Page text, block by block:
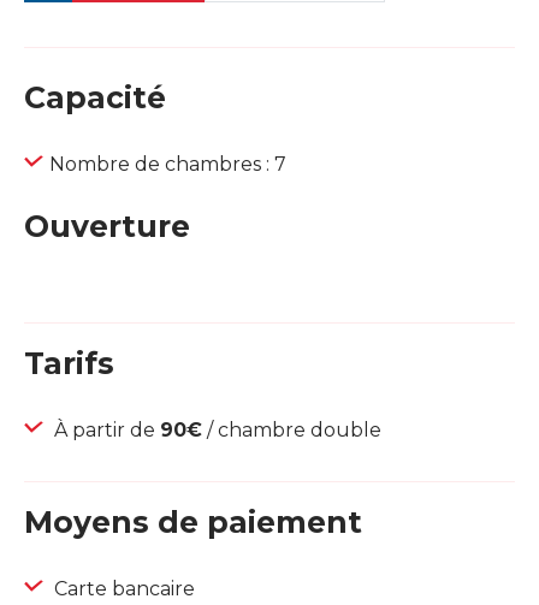
Capacité
Nombre de chambres : 7
Ouverture
Tarifs
À partir de 90€ / chambre double
Moyens de paiement
Carte bancaire